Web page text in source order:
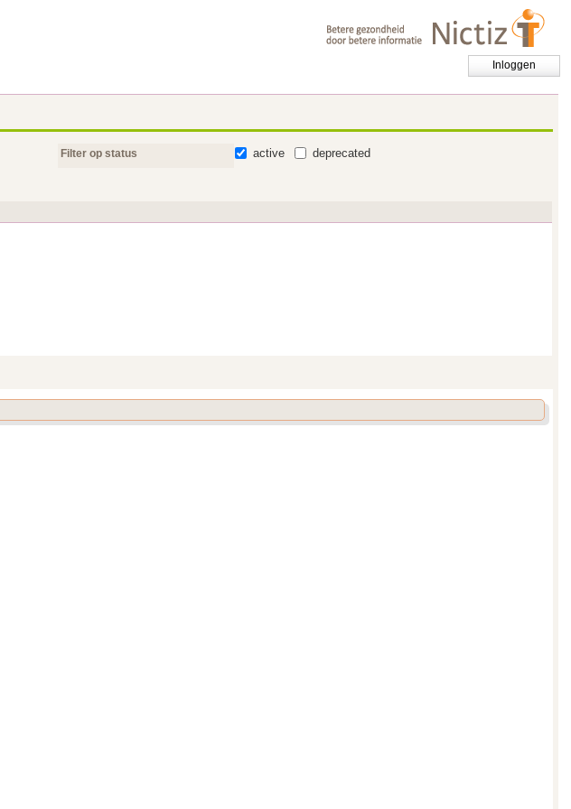
Inloggen
Filter op status active
deprecated